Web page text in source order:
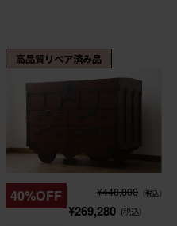
高品質リペア済み品
40%OFF ¥448,800 (税込)
¥269,280 (税込)